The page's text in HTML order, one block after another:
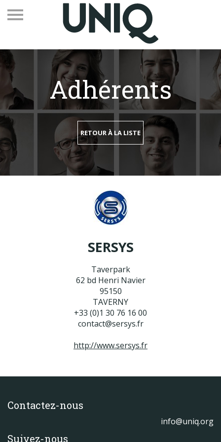
Recevez notre newsletter
Vos contacts
Espace adhérents
Linkedin
EN
Adhérents
RETOUR À LA LISTE
SERSYS
Taverpark
62 bd Henri Navier
95150
TAVERNY
+33 (0)1 30 76 16 00
contact@sersys.fr
http://www.sersys.fr
Contactez-nous
info@uniq.org
Suivez-nous